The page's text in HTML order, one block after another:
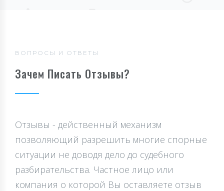
ВОПРОСЫ И ОТВЕТЫ
Зачем Писать Отзывы?
Отзывы - действенный механизм
позволяющий разрешить многие спорные
ситуации не доводя дело до судебного
разбирательства. Частное лицо или
компания о которой Вы оставляете отзыв